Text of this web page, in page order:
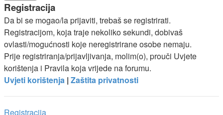
Registracija
Da bi se mogao/la prijaviti, trebaš se registrirati.
Registracijom, koja traje nekoliko sekundi, dobivaš
ovlasti/mogućnosti koje neregistrirane osobe nemaju.
Prije registriranja/prijavljivanja, molim(o), prouči Uvjete
korištenja i Pravila koja vrijede na forumu.
Uvjeti korištenja | Zaštita privatnosti
Registracija